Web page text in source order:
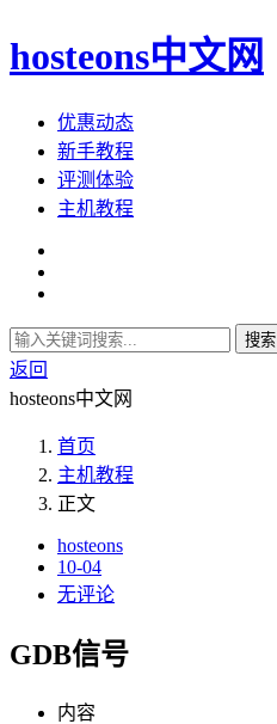
hosteons中文网
优惠动态
新手教程
评测体验
主机教程
搜索
返回
hosteons中文网
首页
主机教程
正文
hosteons
10-04
无评论
GDB信号
内容